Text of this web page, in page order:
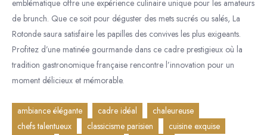
emblématique offre une expérience culinaire unique pour les amateurs
de brunch. Que ce soit pour déguster des mets sucrés ou salés, La
Rotonde saura satisfaire les papilles des convives les plus exigeants.
Profitez d’une matinée gourmande dans ce cadre prestigieux où la
tradition gastronomique française rencontre l’innovation pour un
moment délicieux et mémorable.
ambiance élégante cadre idéal
chaleureuse
chefs talentueux
classicisme parisien
cuisine exquise